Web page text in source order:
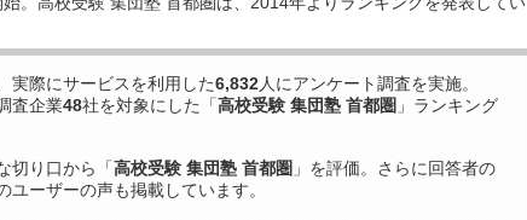
実際にサービスを利用した6,832人にアンケート調査を実施。
査企業48社を対象にした「高校受験 集団塾 首都圏 」ランキング
切り口から「高校受験 集団塾 首都圏 」を評価。さらに回答者の
ーザーの声も掲載しています。